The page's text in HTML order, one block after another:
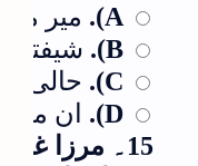
A).
میر
B).
شیفتہ
C).
حالی
D).
ان
15۔ مرزا